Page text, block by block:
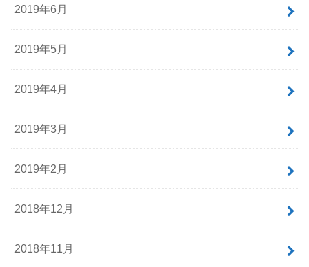
2019年6月
2019年5月
2019年4月
2019年3月
2019年2月
2018年12月
2018年11月